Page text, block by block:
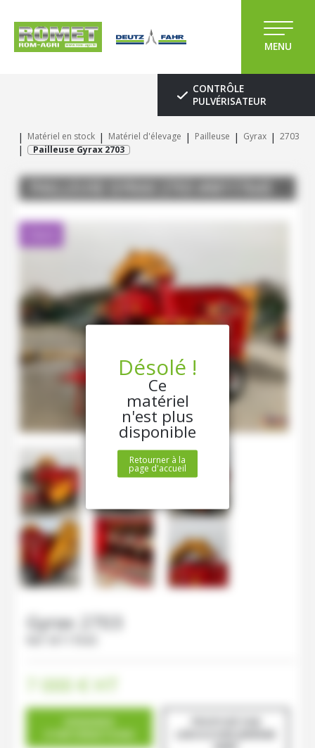
MENU
CONTRÔLE
PULVÉRISATEUR
Matériel en stock Matériel d'élevage Pailleuse Gyrax
2703
Pailleuse Gyrax 2703
Gyrax 2703
7 000€ HT
Désolé !
Ce
matériel
n'est plus
disponible
Retourner à la
page d'accueil